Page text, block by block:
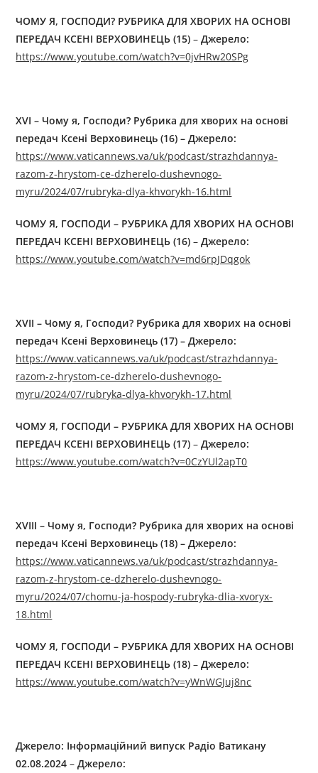
ЧОМУ Я, ГОСПОДИ? РУБРИКА ДЛЯ ХВОРИХ НА ОСНОВІ
ПЕРЕДАЧ КСЕНІ ВЕРХОВИНЕЦЬ (15)–Джерелo:
https://www.youtube.com/watch?v=0jvHRw20SPg
XVI – Чому я, Господи? Рубрика для хворих на основі
передач Ксені Верховинець (16) – Джерелo:
https://www.vaticannews.va/uk/podcast/strazhdannya-
razom-z-hrystom-ce-dzherelo-dushevnogo-
myru/2024/07/rubryka-dlya-khvorykh-16.html
ЧОМУ Я, ГОСПОДИ – РУБРИКА ДЛЯ ХВОРИХ НА ОСНОВІ
ПЕРЕДАЧ КСЕНІ ВЕРХОВИНЕЦЬ (16)–Джерелo:
https://www.youtube.com/watch?v=md6rpJDqgok
XVII – Чому я, Господи? Рубрика для хворих на основі
передач Ксені Верховинець (17) – Джерелo:
https://www.vaticannews.va/uk/podcast/strazhdannya-
razom-z-hrystom-ce-dzherelo-dushevnogo-
myru/2024/07/rubryka-dlya-khvorykh-17.html
ЧОМУ Я, ГОСПОДИ – РУБРИКА ДЛЯ ХВОРИХ НА ОСНОВІ
ПЕРЕДАЧ КСЕНІ ВЕРХОВИНЕЦЬ (17)–Джерелo:
https://www.youtube.com/watch?v=0CzYUl2apT0
XVIII – Чому я, Господи? Рубрика для хворих на основі
передач Ксені Верховинець (18) – Джерелo:
https://www.vaticannews.va/uk/podcast/strazhdannya-
razom-z-hrystom-ce-dzherelo-dushevnogo-
myru/2024/07/chomu-ja-hospody-rubryka-dlia-xvoryx-
18.html
ЧОМУ Я, ГОСПОДИ – РУБРИКА ДЛЯ ХВОРИХ НА ОСНОВІ
ПЕРЕДАЧ КСЕНІ ВЕРХОВИНЕЦЬ (18)–Джерелo:
https://www.youtube.com/watch?v=yWnWGJuj8nc
Джерелo: Інформаційний випуск Радіо Ватикану
02.08.2024–Джерелo: